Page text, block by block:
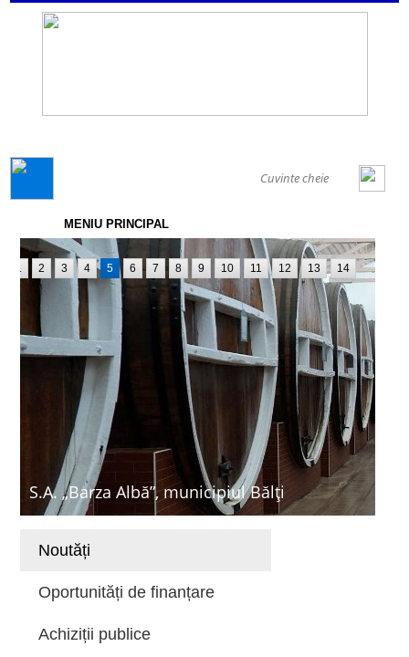
MENIU PRINCIPAL
S.A. „Barza Albă”, municipiul Bălți
1 2 3 4 5 6 7 8 9 10 11 12 13 14
Noutăți
Oportunități de finanțare
Achiziții publice